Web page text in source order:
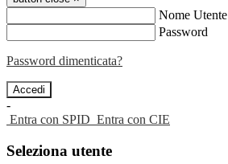
Nome Utente
Password
Password dimenticata?
-
Entra con SPID Entra con CIE
Seleziona utente